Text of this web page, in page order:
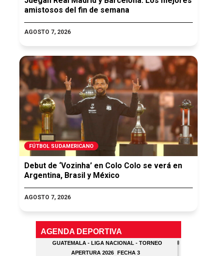
amistosos del fin de semana
AGOSTO 7, 2026
FÚTBOL SUDAMERICANO
Debut de ‘Vozinha’ en Colo Colo se verá en
Argentina, Brasil y México
AGOSTO 7, 2026